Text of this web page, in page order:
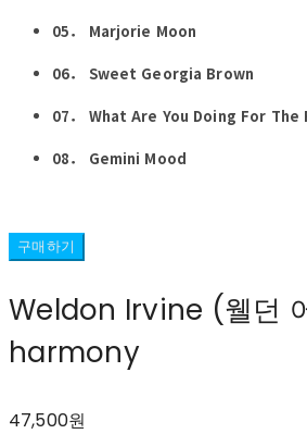
05． Marjorie Moon
06． Sweet Georgia Brown
07． What Are You Doing For
08． Gemini Mood
구매하기
Weldon Irvine (웰던
harmony
47,500원